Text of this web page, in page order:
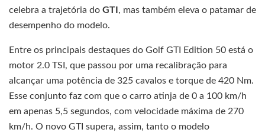
celebra a trajetória do GTI , mas também eleva o patamar de
desempenho do modelo.
Entre os principais destaques do Golf GTI Edition 50 está o
motor 2.0 TSI, que passou por uma recalibração para
alcançar uma potência de 325 cavalos e torque de 420 Nm.
Esse conjunto faz com que o carro atinja de 0 a 100 km/h
em apenas 5,5 segundos, com velocidade máxima de 270
km/h. O novo GTI supera, assim, tanto o modelo